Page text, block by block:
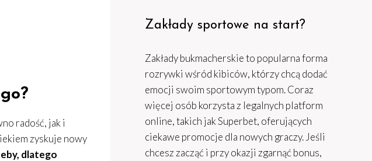
radość, jak i
zyskuje nowy
dlatego
Zakłady sportowe na start?
Zakłady bukmacherskie to popularna forma
rozrywki wśród kibiców, którzy chcą dodać
emocji swoim sportowym typom. Coraz
więcej osób korzysta z legalnych platform
online, takich jak Superbet, oferujących
ciekawe promocje dla nowych graczy. Jeśli
chcesz zacząć i przy okazji zgarnąć bonus,